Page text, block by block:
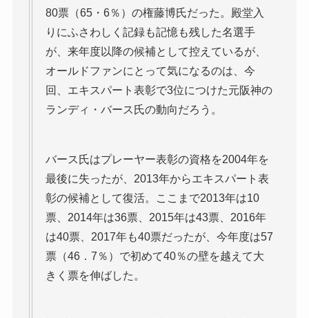
80票（65・6％）の権藤博氏だった。殿堂入
りにふさわしく記録も記憶も残した名選手
が、来年度以降の候補として控えているが、
オールドファンにとって気になるのは、今
回、エキスパート表彰で3位につけた元阪神の
ランディ・バース氏の動向だろう。
バース氏はプレーヤー表彰の資格を2004年を
最後に失ったが、2013年からエキスパート表
彰の候補として復活。ここまで2013年は10
票、2014年は36票、2015年は43票、2016年
は40票、2017年も40票だったが、今年度は57
票（46．7％）で初めて40％の壁を越えて大
きく票を伸ばした。